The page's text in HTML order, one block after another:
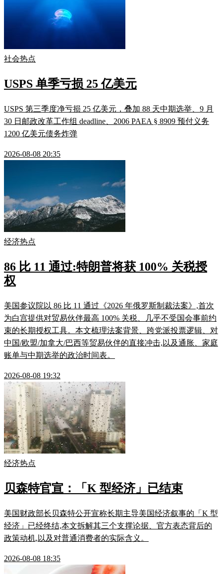
社会热点
USPS 单季亏损 25 亿美元
USPS 第三季度净亏损 25 亿美元，叠加 88 天中期选举、9 月
30 日邮政改革工作组 deadline、2006 PAEA § 8909 预付义务
1200 亿美元债务炸弹
2026-08-08 20:35
经济热点
86 比 11 通过:特朗普将获 100% 关税授
权
美国参议院以 86 比 11 通过《2026 年俄罗斯制裁法案》,首次
为白宫提供对贸易伙伴最高 100% 关税、几乎不受国会事前约
束的长期授权工具。本文梳理法案背景、跨党派投票逻辑、对
中国/欧盟/加拿大/巴西等贸易伙伴的直接冲击,以及通胀、家庭
账单与中期选举的政治时间表。
2026-08-08 19:32
经济热点
贝森特官宣：「K 型经济」已结束
美国财政部长贝森特公开宣称长期主导美国经济叙事的「K 型
经济」已经终结,本文拆解其三个支撑论据、官方表态背后的
政策动机,以及对普通消费者的实际含义。
2026-08-08 18:35